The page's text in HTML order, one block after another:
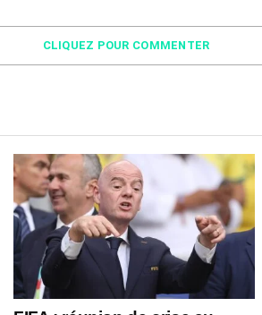
CLIQUEZ POUR COMMENTER